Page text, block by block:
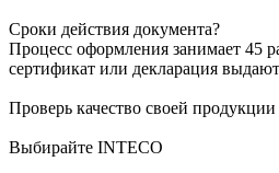
Сроки действия документа?
Процесс оформления занимает 45
сертификат или декларация
Проверь качество своей продукции
Выбирайте INTECO